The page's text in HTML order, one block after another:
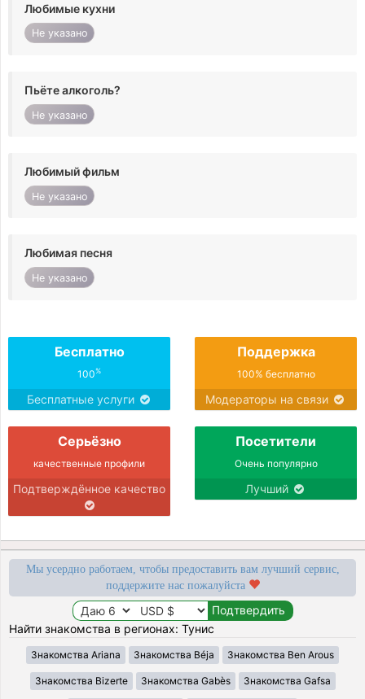
Любимые кухни
Не указано
Пьёте алкоголь?
Не указано
Любимый фильм
Не указано
Любимая песня
Не указано
Бесплатно
100%
Бесплатные услуги
Поддержка
100% бесплатно
Модераторы на связи
Серьёзно
качественные профили
Подтверждённое качество
Посетители
Очень популярно
Лучший
Мы усердно работаем, чтобы предоставить вам лучший сервис,
поддержите нас пожалуйста
Найти знакомства в регионах: Тунис
Знакомства Ariana Знакомства Béja Знакомства Ben Arous
Знакомства Bizerte Знакомства Gabès Знакомства Gafsa